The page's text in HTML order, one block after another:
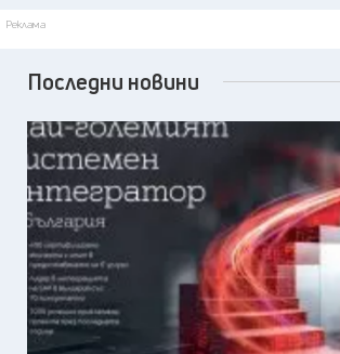
Реклама
Последни новини